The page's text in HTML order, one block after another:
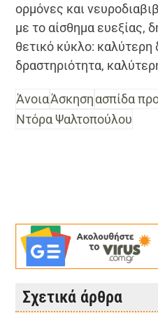
ορμόνες και
με το αίσθημα ευεξίας,
θετικό κύκλο: καλύτερη
δραστηριότητα,
ΆνοιαΆσκησηασπίδα
Ντόρα Ψαλτοπούλου
Σχετικά άρθρα